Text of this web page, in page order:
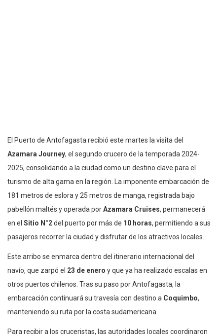
El Puerto de Antofagasta recibió este martes la visita del
Azamara Journey, el segundo crucero de la temporada 2024-
2025, consolidando a la ciudad como un destino clave para el
turismo de alta gama en la región. La imponente embarcación de
181 metros de eslora y 25 metros de manga, registrada bajo
pabellón maltés y operada porAzamara Cruises, permanecerá
en el Sitio N°2del puerto por más de 10 horas, permitiendo a sus
pasajeros recorrer la ciudad y disfrutar de los atractivos locales.
Este arribo se enmarca dentro del itinerario internacional del
navío, que zarpó el 23 de enero y que ya ha realizado escalas en
otros puertos chilenos. Tras su paso por Antofagasta, la
embarcación continuará su travesía con destino a Coquimbo,
manteniendo su ruta por la costa sudamericana.
Para recibir a los cruceristas, las autoridades locales coordinaron